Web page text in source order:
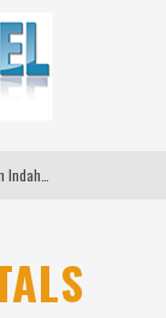
Indo Leather & Footwear dan Indo Garment Textile Expo 2026 Digelar di JIExpo Kemayoran, Bangkitkan Industri Manufaktur Indonesia